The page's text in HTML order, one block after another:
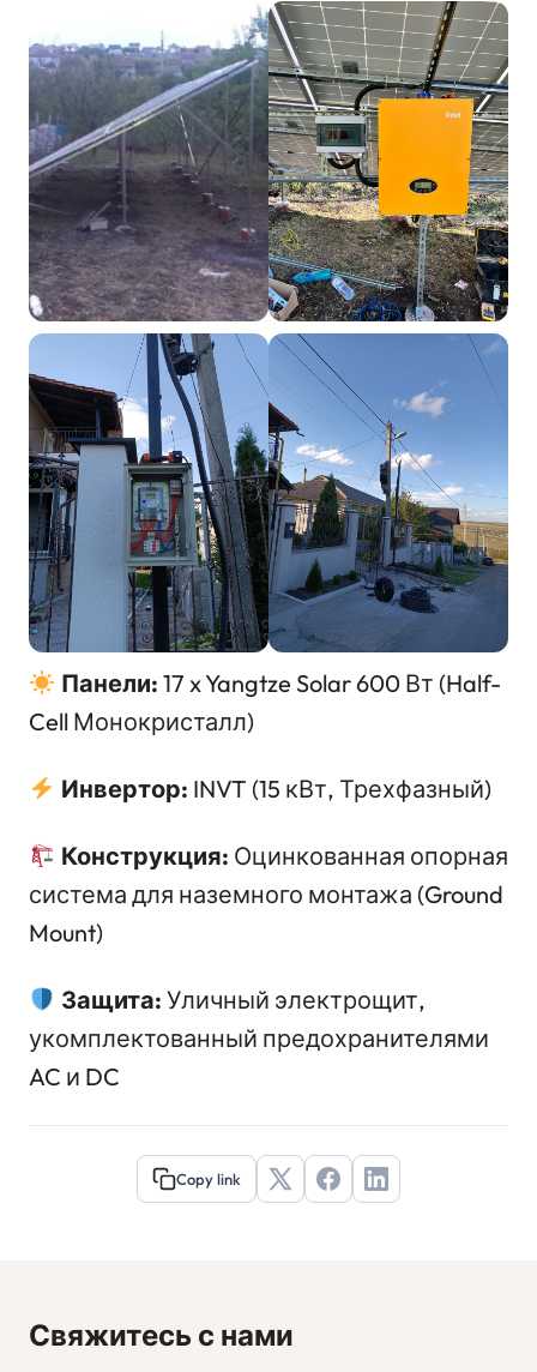
Панели: 17 x Yangtze Solar 600 Вт (Half-
Cell Монокристалл)
Инвертор: INVT (15 кВт, Трехфазный)
Конструкция: Оцинкованная опорная
система для наземного монтажа (Ground
Mount)
Защита: Уличный электрощит,
укомплектованный предохранителями
AC и DC
Copy link
Свяжитесь с нами